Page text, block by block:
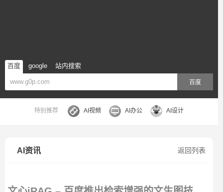
百度 google 站内搜索
百度
特别推荐 AI视频 AI办公 AI设计
返回列表
AI资讯